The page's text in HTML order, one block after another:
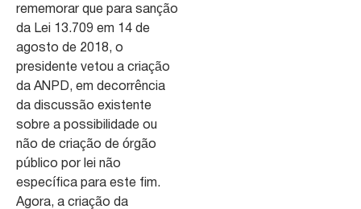
rememorar que para sanção
da Lei 13.709 em 14 de
agosto de 2018, o
presidente vetou a criação
da ANPD, em decorrência
da discussão existente
sobre a possibilidade ou
não de criação de órgão
público por lei não
específica para este fim.
Agora, a criação da